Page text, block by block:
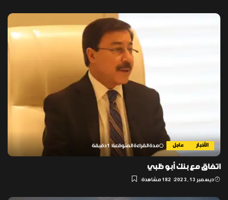
الأخبار عاجل مدة القراءة المتوقعة: 1 دقيقة
اتفاق مع بنك أبو ظبي
ديسمبر 13, 2023 182 مشاهدة